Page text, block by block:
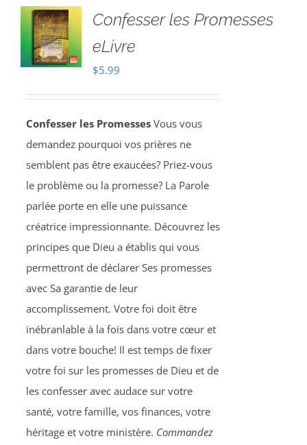
Confesser les Promesses
eLivre
$5.99
Confesser les Promesses Vous vous
demandez pourquoi vos prières ne
semblent pas être exaucées? Priez-vous
le problème ou la promesse? La Parole
parlée porte en elle une puissance
créatrice impressionnante. Découvrez les
principes que Dieu a établis qui vous
permettront de déclarer Ses promesses
avec Sa garantie de leur
accomplissement. Votre foi doit être
inébranlable à la fois dans votre cœur et
dans votre bouche! Il est temps de fixer
votre foi sur les promesses de Dieu et de
les confesser avec audace sur votre
santé, votre famille, vos finances, votre
héritage et votre ministère. Commandez